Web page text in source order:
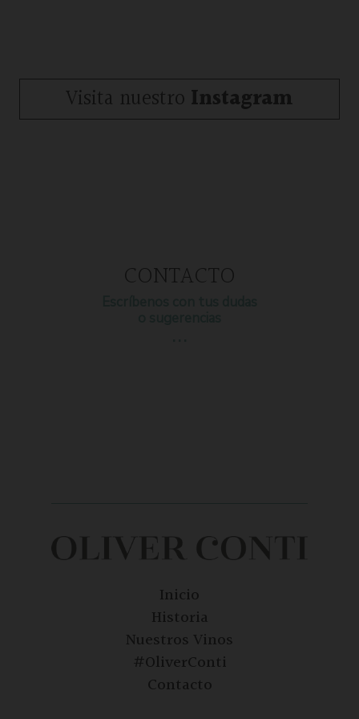
Visita nuestro Instagram
CONTACTO
Inicio
Historia
Nuestros Vinos
#OliverConti
Contacto